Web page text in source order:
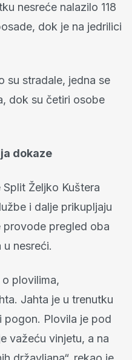
nesreće nalazilo 118
dok je na jedrilici
su stradale, jedna se
dok su četiri osobe
dokaze
Željko Kuštera
i dalje prikupljaju
provode pregled oba
nesreći.
plovilima,
Jahta je u trenutku
pogon. Plovila je pod
važeću vinjetu, a na